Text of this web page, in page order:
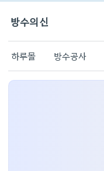
방수의신
하루몰 방수공사